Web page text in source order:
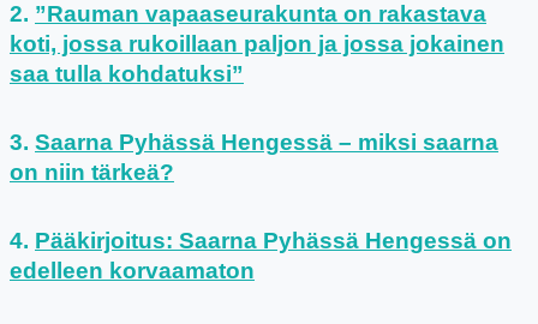
”Rauman vapaaseurakunta on rakastava
koti, jossa rukoillaan paljon ja jossa jokainen
saa tulla kohdatuksi”
Saarna Pyhässä Hengessä – miksi saarna
on niin tärkeä?
Pääkirjoitus: Saarna Pyhässä Hengessä on
edelleen korvaamaton